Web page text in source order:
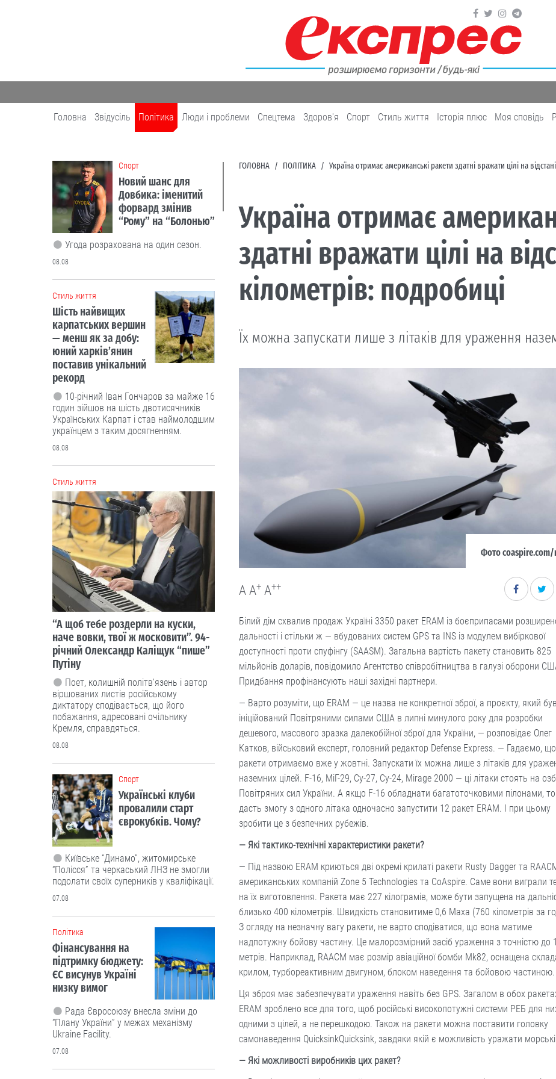
Головна Звідусіль Політика Люди і проблеми Спецтема Здоров'я Cпорт Cтиль життя Історія плюс Моя сповідь
ГОЛОВНА ПОЛІТИКА Україна отримає американські ракети здатні вражати цілі на
Україна отримає
здатні вражати цілі на
кілометрів: подробиці
Їх можна запускати лише з літаків для ураження
Фото coaspire.com/
A A+ A++
Білий дім схвалив продаж Україні 3350 ракет ERAM із боєприпасами
дальності і стільки ж — вбудованих систем GPS та INS із модулем вибіркової
доступності проти спуфінгу (SAASM). Загальна вартість пакету становить 825
мільйонів доларів, повідомило Агентство співробітництва в галузі оборони
Придбання профінансують наші західні партнери.
— Варто розуміти, що ERAM — це назва не конкретної зброї, а проєкту, який був
ініційований Повітряними силами США в липні минулого року для розробки
дешевого, масового зразка далекобійної зброї для України, — розповідає Олег
Катков, військовий експерт, головний редактор Defense Express. — Гадаємо, що
ракети отримаємо вже у жовтні. Запускати їх можна лише з літаків для
наземних цілей. F-16, МіГ-29, Су-27, Су-24, Mirage 2000 — ці літаки стоять на
Повітряних сил України. А якщо F-16 обладнати багатоточковими пілонами,
дасть змогу з одного літака одночасно запустити 12 ракет ERAM. І при цьому
зробити це з безпечних рубежів.
— Які тактико-технічні характеристики ракети?
— Під назвою ERAM криються дві окремі крилаті ракети Rusty Dagger та
американських компаній Zone 5 Technologies та CoAspire. Саме вони виграли
на їх виготовлення. Ракета має 227 кілограмів, може бути запущена на
близько 400 кілометрів. Швидкість становитиме 0,6 Маха (760 кілометрів за
З огляду на незначну вагу ракети, не варто сподіватися, що вона матиме
надпотужну бойову частину. Це малорозмірний засіб ураження з точністю до
метрів. Наприклад, RAACM має розмір авіаційної бомби Mk82, оснащена
крилом, турбореактивним двигуном, блоком наведення та бойовою частиною.
Ця зброя має забезпечувати ураження навіть без GPS. Загалом в обох
ERAM зроблено все для того, щоб російські високопотужні системи РЕБ для
одними з цілей, а не перешкодою. Також на ракети можна поставити головку
самонаведення QuicksinkQuicksink, завдяки якій є можливість уражати морські
— Які можливості виробників цих ракет?
Cпорт
Новий шанс для
Довбика: іменитий
форвард змінив
“Рому” на “Болонью”
Угода розрахована на один сезон.
08.08
Cтиль життя
Шість найвищих
карпатських вершин
— менш як за добу:
юний харків’янин
поставив унікальний
рекорд
10-річний Іван Гончаров за майже 16
годин зійшов на шість двотисячників
Українських Карпат і став наймолодшим
українцем з таким досягненням.
08.08
Cтиль життя
“А щоб тебе роздерли на куски,
наче вовки, твої ж московити”. 94-
річний Олександр Каліщук “пише”
Путіну
Поет, колишній політв'язень і автор
віршованих листів російському
диктатору сподівається, що його
побажання, адресовані очільнику
Кремля, справдяться.
08.08
Cпорт
Українські клуби
провалили старт
єврокубків. Чому?
Київське “Динамо”, житомирське
“Полісся” та черкаський ЛНЗ не змогли
подолати своїх суперників у кваліфікації.
07.08
Політика
Фінансування на
підтримку бюджету:
ЄС висунув Україні
низку вимог
Рада Євросоюзу внесла зміни до
“Плану України” у межах механізму
Ukraine Facility.
07.08